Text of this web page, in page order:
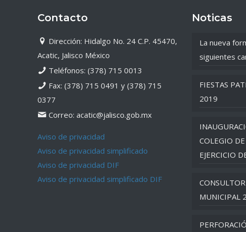
Contacto
Dirección: Hidalgo No. 24 C.P. 45470,
Acatic, Jalisco México
Teléfonos: (378) 715 0013
Fax: (378) 715 0491 y (378) 715
0377
Correo: acatic@jalisco.gob.mx
Aviso de privacidad
Aviso de privacidad simplificado
Aviso de privacidad DIF
Aviso de privacidad simplificado DIF
Noticas
La nueva
siguientes
FIESTAS
2019
COLEGIO
EJERCICIO
MUNICIPAL